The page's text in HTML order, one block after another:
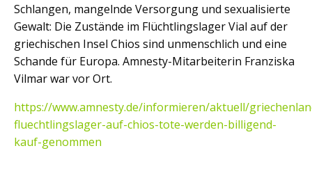
Schlangen, mangelnde Versorgung und sexualisierte
Gewalt: Die Zustände im Flüchtlingslager Vial auf der
griechischen Insel Chios sind unmenschlich und eine
Schande für Europa. Amnesty-Mitarbeiterin Franziska
Vilmar war vor Ort.
https://www.amnesty.de/informieren/aktuell/
fluechtlingslager-auf-chios-tote-werden-billigend-
kauf-genommen